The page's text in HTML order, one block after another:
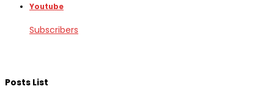
Youtube
Subscribers
Posts List